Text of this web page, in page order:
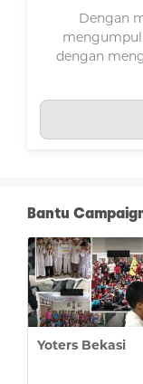
Dengan
dengan
Bantu
Yoters Bekasi